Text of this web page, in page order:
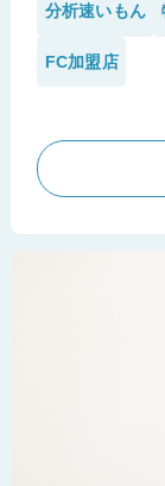
2023年7月に
いもん」を
城間様にイン
来のやり方で
※いい部屋ネッ
分析速いもん
FC加盟店